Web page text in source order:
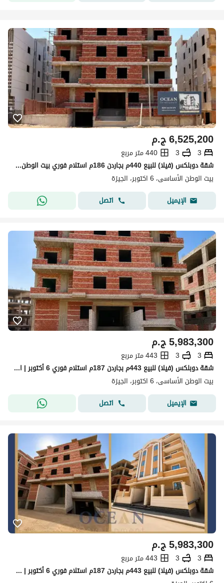
ج.م6,525,200
3
3
440 متر مربع
شقة دوبلكس (فيلا) للبيع 440م بجاردن 186م استلام فوري بيت الوطن الأساسي 6 أكتوبر | على بعد خطوات من وصلة دهشور
بيت الوطن الأساسى، 6 اكتوبر، الجيزة
الإيميل
اتصل
ج.م5,983,300
3
3
443 متر مربع
شقة دوبلكس (فيلا) للبيع 443م بجاردن 187م استلام فوري 6 أكتوبر | امام مدخل زايد 4
بيت الوطن الأساسى، 6 اكتوبر، الجيزة
الإيميل
اتصل
ج.م5,983,300
3
3
443 متر مربع
شقة دوبلكس (فيلا) للبيع 443م بجاردن 187م استلام فوري 6 أكتوبر | على بعد خطوات من مطار سفنكس